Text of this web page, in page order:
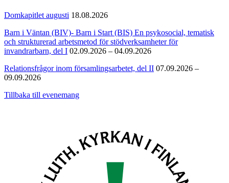
Domkapitlet augusti 18.08.2026
Barn i Väntan (BIV)- Barn i Start (BIS) En psykosocial, tematisk
och strukturerad arbetsmetod för stödverksamheter för
invandrarbarn, del I 02.09.2026 – 04.09.2026
Relationsfrågor inom församlingsarbetet, del II 07.09.2026 –
09.09.2026
Tillbaka till evenemang